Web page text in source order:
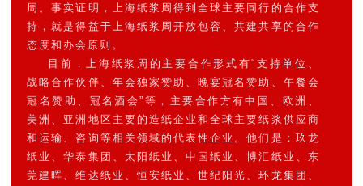
周。事实证明，上海纸浆周得到全球主要同行的合作支
持，就是得益于上海纸浆周开放包容、共建共享的合作
态度和办会原则。
目前，上海纸浆周的主要合作形式有“支持单位、
战略合作伙伴、年会独家赞助、晚宴冠名赞助、午餐会
冠名赞助、冠名酒会”等，主要合作方有中国、欧洲、
美洲、亚洲地区主要的造纸企业和全球主要纸浆供应商
和运输、咨询等相关领域的代表性企业。他们是：玖龙
纸业、华泰集团、太阳纸业、中国纸业、博汇纸业、东
莞建晖、维达纸业、恒安纸业、世纪阳光、环龙集团、